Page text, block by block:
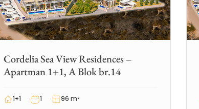
Cordelia Sea View Residences –
Apartman 1+1, A Blok br.14
1+1 1 96 m²